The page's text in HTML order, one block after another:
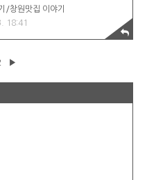
고 영화보고 비오는날 고기나
먹으러 다녀왔습니다.. 이곳은
항우돈입니다. - 상남동 고기집,
는 해돋이 숯불갈비- 회원동맛집
곳 나는조선의갈비다- 마산맛집
장찌개 맛있는 고기집, 산호동
구요. 길가로 주차칸이 마련되
/창원맛집 이야기
18:41
▶